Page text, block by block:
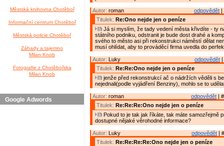
Městská knihovna Chotěboř
Informační centrum Chotěboř
Městská policie Chotěboř
Záhady a tajemno
Milan Knob
Fotografie z Chotěbořska
Milan Knob
Google Adwords
odpovědět |
Autor: roman
Titulek: Re:Ono nejde jen o peníze
Já si myslím, že tady vedení města křivdíte - ty
státního podniku, odstranit je bude dost drahé a
svého to město asi při rekonstrukci náměstí dělat
musí ohlídat, aby to prováděcí firma uvedla do
odpovědět
Autor: Luky
Titulek: Re:Re:Ono nejde jen o peníze
jenže před rekonstrukcí ač o nádržích věděli s
nejednali(podle vyjádření Benziny), mohlo se to
odpovědět |
Autor: roman
Titulek: Re:Re:Re:Ono nejde jen o peníze
Pokud to je tak jak říkáte, tak máte samozřejmě
dostupné nějaké věrohodné informace?
odpovědět |
Autor: Luky
Titulek: Re:Re:Re:Re:Ono nejde jen o peníze